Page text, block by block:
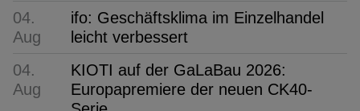
04.
Aug
ifo: Geschäftsklima im Einzelhandel
leicht verbessert
04.
Aug
KIOTI auf der GaLaBau 2026:
Europapremiere der neuen CK40-